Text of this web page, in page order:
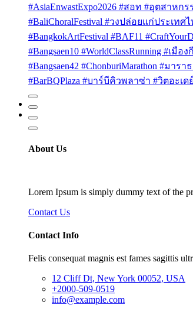
#AsiaEnwastExpo2026 #สอท #อุตสาหก
#BaliChoralFestival #วงปล่อยแก่ประเทศ
#BangkokArtFestival #BAF11
#Bangsaen10 #WorldClassRunning #เ
#Bangsaen42 #ChonburiMarathon #ม
#BarBQPlaza #บาร์บีคิวพลาซ่า #วิตอะเ
About Us
Lorem Ipsum is simply dummy text of the
Contact Us
Contact Info
Felis consequat magnis est fames sagittis
12 Cliff Dt, New York 00052, USA
+2000-509-0519
info@example.com